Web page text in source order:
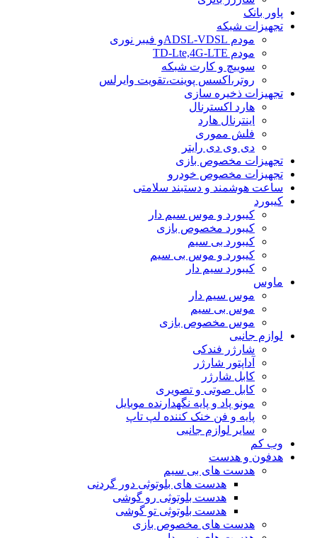
پاور بانک
تجهیزات شبکه
مودم ADSL-VDSLو فیبر نوری
مودم TD-Lte,4G-LTE
سوییچ و کارت شبکه
روتر،اکسس پوینت،تقویت وایرلس
تجهیزات ذخیره سازی
هارد اکسترنال
اینترنال هارد
فلش مموری
دی وی دی رایتر
تجهیزات مخصوص بازی
تجهیزات مخصوص خودرو
ساعت هوشمند و دستبند سلامتی
کیبورد
کیبورد و موس سیم دار
کیبورد مخصوص بازی
کیبورد بی سیم
کیبورد و موس بی سیم
کیبورد سیم دار
ماوس
موس سیم دار
موس بی سیم
موس مخصوص بازی
لوازم جانبی
شارژر فندکی
آداپتور شارژر
کابل شارژر
کابل صوتی و تصویری
مونو پاد و پایه نگهدارنده موبایل
پایه و فن خنک کننده لپ تاپ
سایر لوازم جانبی
وب کم
هدفون و هدست
هدست های بی سیم
هدست های بلوتوثی دور گردنی
هدست بلوتوثی رو گوشی
هدست بلوتوثی تو گوشی
هدست های مخصوص بازی